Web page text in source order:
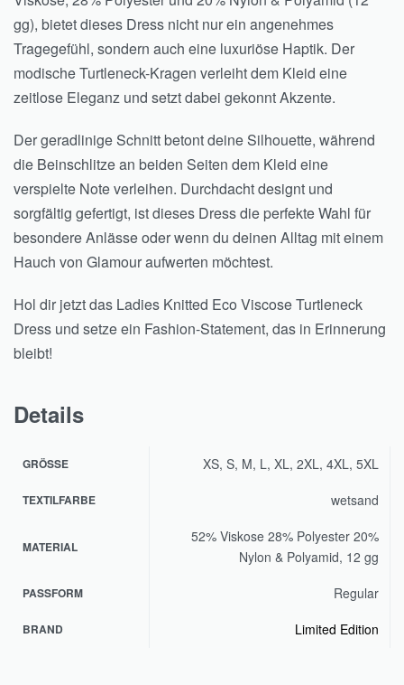
gg), bietet dieses Dress nicht nur ein angenehmes
Tragegefühl, sondern auch eine luxuriöse Haptik. Der
modische Turtleneck-Kragen verleiht dem Kleid eine
zeitlose Eleganz und setzt dabei gekonnt Akzente.
Der geradlinige Schnitt betont deine Silhouette, während
die Beinschlitze an beiden Seiten dem Kleid eine
verspielte Note verleihen. Durchdacht designt und
sorgfältig gefertigt, ist dieses Dress die perfekte Wahl für
besondere Anlässe oder wenn du deinen Alltag mit einem
Hauch von Glamour aufwerten möchtest.
Hol dir jetzt das Ladies Knitted Eco Viscose Turtleneck
Dress und setze ein Fashion-Statement, das in Erinnerung
bleibt!
Details
GRÖSSE XS, S, M, L, XL, 2XL, 4XL, 5XL
TEXTILFARBE wetsand
MATERIAL
52% Viskose 28% Polyester 20%
Nylon & Polyamid, 12 gg
PASSFORM Regular
BRAND Limited Edition